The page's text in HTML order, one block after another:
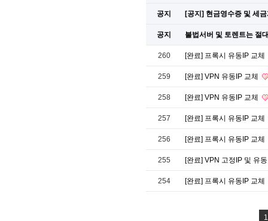
공지 [공지] 현금영수증 및 세
공지 불법서버 및 토렌트는 절
260 [완료] 프록시 유동IP 교체
259 [완료] VPN 유동IP 교체
258 [완료] VPN 유동IP 교체
257 [완료] 프록시 유동IP 교체
256 [완료] 프록시 유동IP 교체
255 [완료] VPN 고정IP 및 유
254 [완료] 프록시 유동IP 교체
1